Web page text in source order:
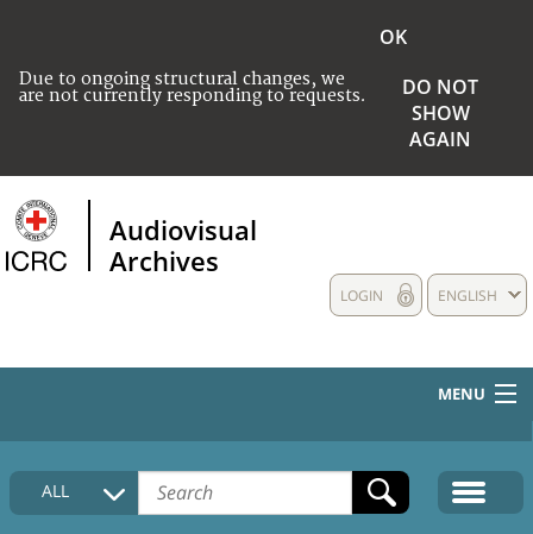
Due to ongoing structural changes, we
are not currently responding to requests.
OK
DO NOT
SHOW
AGAIN
Audiovisual
Archives
ENGLISH
LOGIN
MENU
HOME
COLLECTIONS DESCRIPTION
ALL